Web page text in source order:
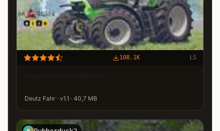
108.1K LS
Deutz Fahr · v1.1 · 40,7 MB